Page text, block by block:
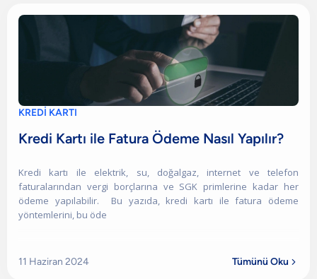
KREDİ KARTI
Kredi Kartı ile Fatura Ödeme Nasıl Yapılır?
Kredi kartı ile elektrik, su, doğalgaz, internet ve telefon
faturalarından vergi borçlarına ve SGK primlerine kadar her
ödeme yapılabilir. Bu yazıda, kredi kartı ile fatura ödeme
yöntemlerini, bu öde
11 Haziran 2024 Tümünü Oku 